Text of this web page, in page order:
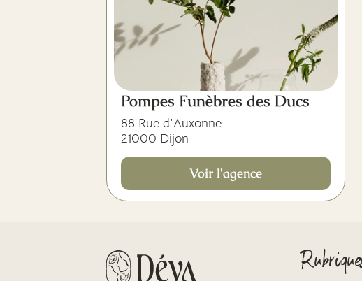
Pompes Funèbres des Ducs
88 Rue d'Auxonne
21000 Dijon
Voir l'agence